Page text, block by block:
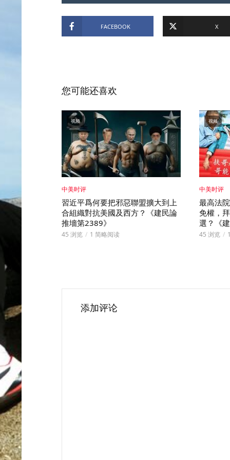
FACEBOOK X
您可能还喜欢
视频
中美时评
習近平爲何要把邪惡聯盟擴大到上
合組織對抗美國及西方？《建民論
推墻第2389》
45 浏览 1 简略阅读
视频
中美时评
最高法
免權，
選？《
45 浏览
添加评论